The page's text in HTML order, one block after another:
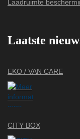
Laadruimte
Laatste
EKO / VAN CARE
CITY BOX